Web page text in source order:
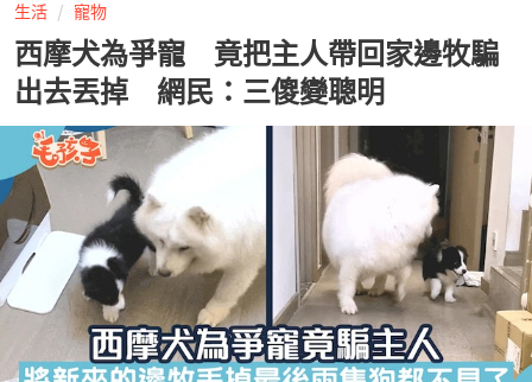
生活 寵物
西摩犬為爭寵 竟把主人帶回家邊牧騙
出去丟掉 網民：三傻變聰明